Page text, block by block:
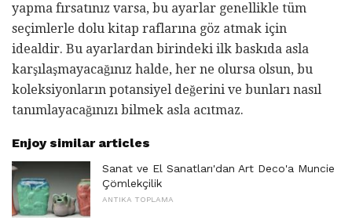
yapma fırsatınız varsa, bu ayarlar genellikle tüm
seçimlerle dolu kitap raflarına göz atmak için
idealdir. Bu ayarlardan birindeki ilk baskıda asla
karşılaşmayacağınız halde, her ne olursa olsun, bu
koleksiyonların potansiyel değerini ve bunları nasıl
tanımlayacağınızı bilmek asla acıtmaz.
Enjoy similar articles
Sanat ve El Sanatları'dan Art Deco'a Muncie
Çömlekçilik
ANTIKA TOPLAMA